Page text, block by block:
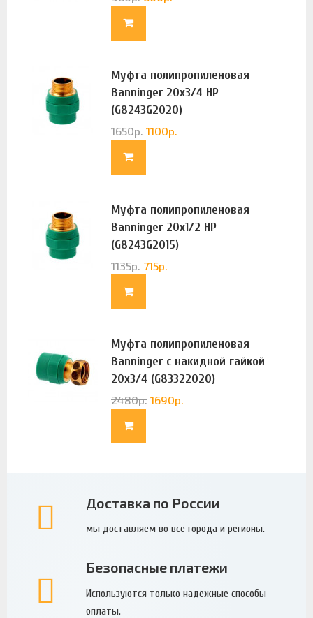
Муфта полипропиленовая
Banninger 20х3/4 НР
(G8243G2020)
1650р. 1100р.
Муфта полипропиленовая
Banninger 20х1/2 НР
(G8243G2015)
1135р. 715р.
Муфта полипропиленовая
Banninger с накидной гайкой
20х3/4 (G83322020)
2480р. 1690р.
Доставка по России
мы доставляем во все города и регионы.
Безопасные платежи
Используются только надежные способы
оплаты.